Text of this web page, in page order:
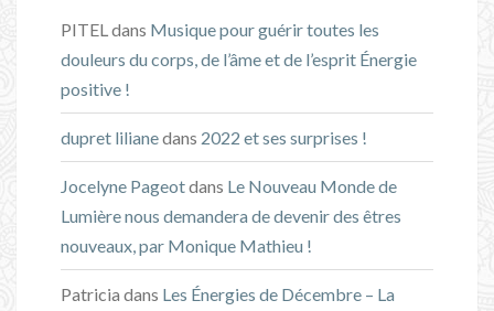
PITELdans Musique pour guérir toutes les
douleurs du corps, de l’âme et de l’esprit Énergie
positive !
dupret lilianedans 2022 et ses surprises !
Jocelyne Pageotdans Le Nouveau Monde de
Lumière nous demandera de devenir des êtres
nouveaux, par Monique Mathieu !
Patricia dans Les Énergies de Décembre – La